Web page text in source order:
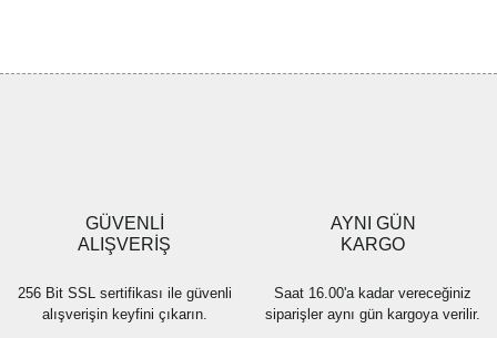
Ürün fiyatı diğer sitelerden daha pahalı.
Bu ürüne benzer farklı alternatifler olmalı.
GÜVENLİ
ALIŞVERİŞ
256 Bit SSL sertifikası ile güvenli
alışverişin keyfini çıkarın.
AYNI GÜN
KARGO
Saat 16.00'a kadar vereceğiniz
siparişler aynı gün kargoya verilir.